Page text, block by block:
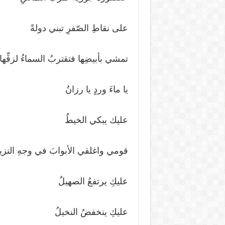
على نقاطِ الصّفرِ تبني دولةً
تمشي بأبيضِها فتقتربُ السماءُ
يا ماءَ وردٍ يا رزانُ
عليك يبكي الخيطُ
قومي واغلقي الأبوابَ في وجهِ
عليكِ يرتفعُ الصهيلُ
عليكِ ينخفضُ النخيلُ